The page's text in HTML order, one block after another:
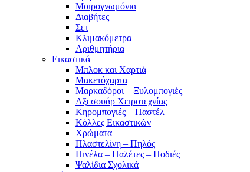
Mοιρογνωμόνια
Διαβήτες
Σετ
Κλιμακόμετρα
Αριθμητήρια
Εικαστικά
Μπλοκ και Χαρτιά
Μακετόχαρτα
Μαρκαδόροι – Ξυλομπογιές
Αξεσουάρ Χειροτεχνίας
Κηρομπογιές – Παστέλ
Κόλλες Εικαστικών
Χρώματα
Πλαστελίνη – Πηλός
Πινέλα – Παλέτες – Ποδιές
Ψαλίδια Σχολικά